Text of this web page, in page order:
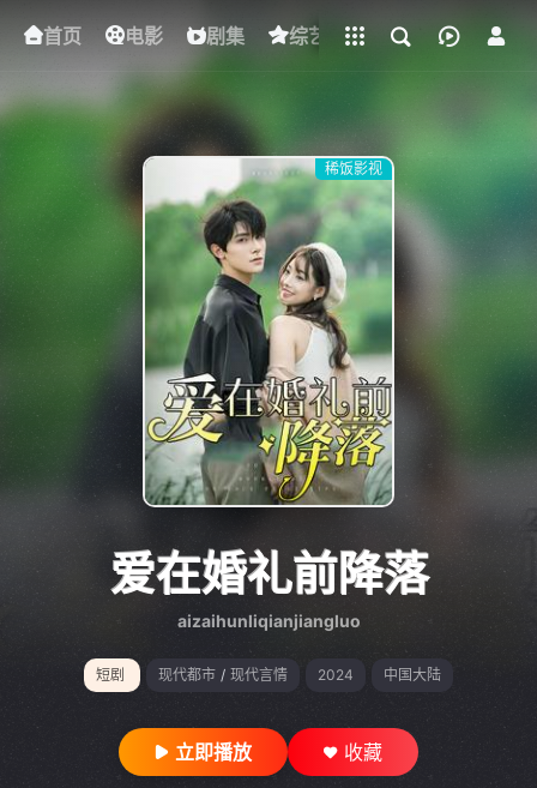
首页 电影 剧集 综艺 动漫 短剧
下载客户端
gt 0"}
稀饭影视
爱在婚礼前降落
aizaihunliqianjiangluo
短剧 现代都市 / 现代言情 2024 中国大陆
立即播放 收藏